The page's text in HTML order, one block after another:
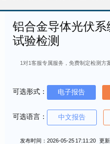
铝合金导体光伏
试验检测
1对1客服专属服务，免费制定检测方
可选形式： 电子报告
可选语言： 中文报告
发布时间：2026-05-25 17:11:20 更